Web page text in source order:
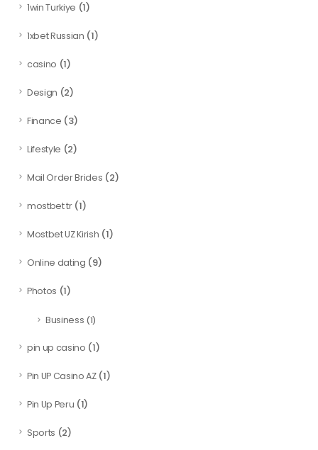
1win Turkiye (1)
1xbet Russian (1)
casino (1)
Design (2)
Finance (3)
Lifestyle (2)
Mail Order Brides (2)
mostbet tr(1)
Mostbet UZ Kirish (1)
Online dating (9)
Photos (1)
Business (1)
pin up casino (1)
Pin UP Casino AZ(1)
Pin Up Peru (1)
Sports (2)